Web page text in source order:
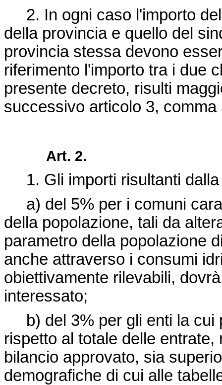
2. In ogni caso l'importo
della provincia e quello del
provincia stessa devono
riferimento l'importo tra i due
presente decreto, risulti
successivo articolo 3, comma
Art. 2.
1. Gli importi risultanti dalla
a) del 5% per i comuni
della popolazione, tali da
parametro della popolazione
anche attraverso i consumi
obiettivamente rilevabili,
interessato;
b) del 3% per gli enti la cui
rispetto al totale delle
bilancio approvato, sia
demografiche di cui alle